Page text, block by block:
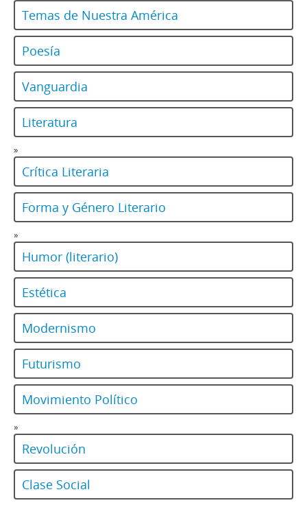
Temas de Nuestra América
Poesía
Vanguardia
Literatura
»
Crítica Literaria
Forma y Género Literario
»
Humor (literario)
Estética
Modernismo
Futurismo
Movimiento Político
»
Revolución
Clase Social